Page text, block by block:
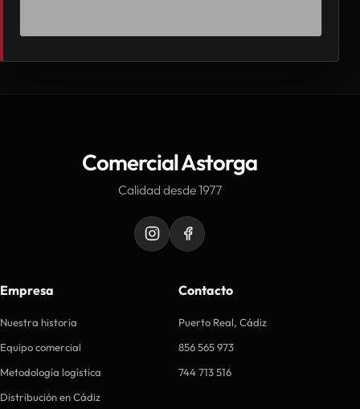
Comercial Astorga
Calidad desde 1977
Empresa
Nuestra historia
Equipo comercial
Metodología logística
Distribución en Cádiz
Contacto
Puerto Real, Cádiz
856 565 973
744 713 516